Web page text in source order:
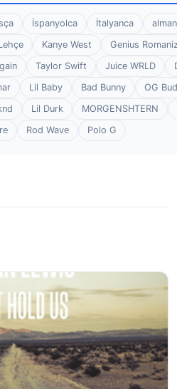
İspanyolca İtalyanca
Kanye West
Genius
Taylor Swift Juice WRLD
Lil Baby Bad Bunny
OG
Lil Durk
MORGENSHTERN
Rod Wave Polo G